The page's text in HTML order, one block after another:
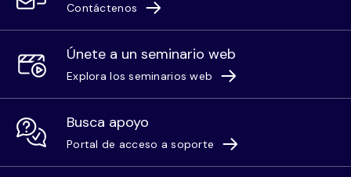
Contáctenos
Únete a un seminario web
Explora los seminarios web
Busca apoyo
Portal de acceso a soporte